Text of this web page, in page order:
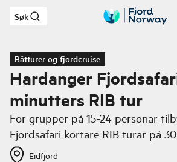
Hopp til hovedinnhold
Søk
Båtturer og fjordcruise
Hardanger
minutters RIB tur
For grupper på 15-24 personar
Fjordsafari kortare RIB turar på
Eidfjord